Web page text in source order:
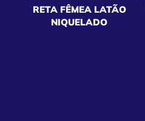
RETA FÊMEA LATÃO
NIQUELADO